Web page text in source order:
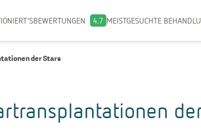
BEWERTUNGEN 4.7 MEISTGESUCHTE
der Stars